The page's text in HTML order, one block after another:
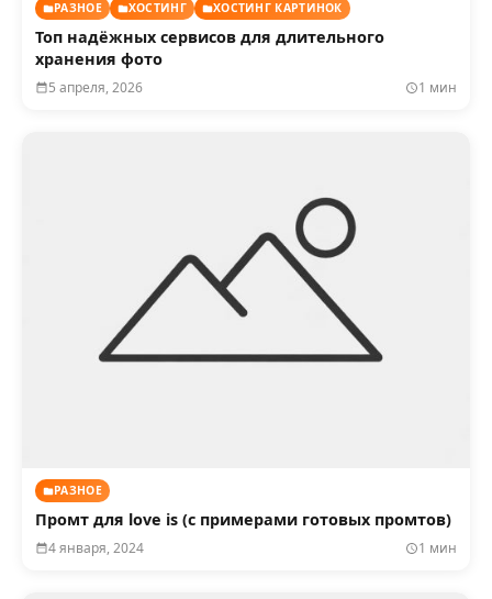
РАЗНОЕ ХОСТИНГ ХОСТИНГ КАРТИНОК
Топ надёжных сервисов для длительного
хранения фото
5 апреля, 2026 1 мин
РАЗНОЕ
Промт для love is (с примерами готовых промтов)
4 января, 2024 1 мин